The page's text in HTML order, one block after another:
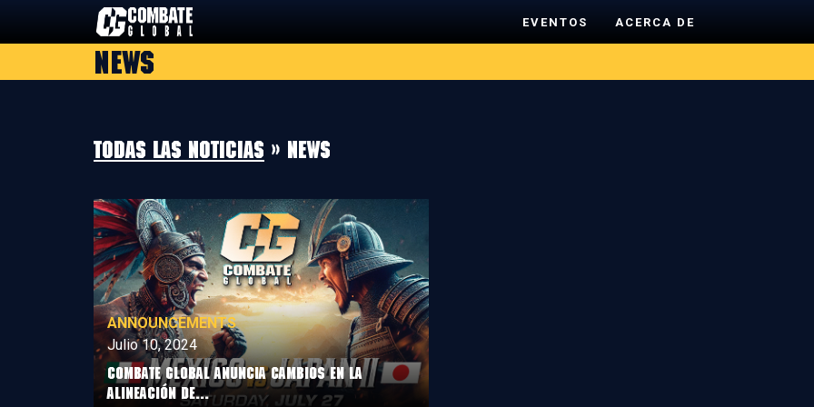
EVENTOS ACERCA DE
News
Todas las noticias » News
ANNOUNCEMENTS
Julio 10, 2024
COMBATE GLOBAL ANUNCIA CAMBIOS EN LA
ALINEACIÓN DE...